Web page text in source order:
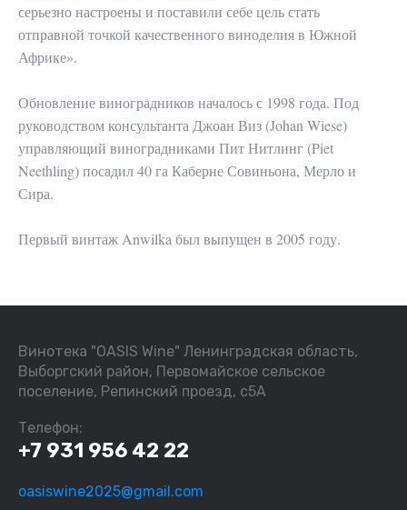
серьезно настроены и поставили себе цель стать
отправной точкой качественного виноделия в Южной
Африке».
Обновление виноградников началось с 1998 года. Под
руководством консультанта Джоан Виз (Johan Wiese)
управляющий виноградниками Пит Нитлинг (Piet
Neethling) посадил 40 га Каберне Совиньона, Мерло и
Сира.
Первый винтаж Anwilka был выпущен в 2005 году.
Винотека "OASIS Wine" Ленинградская область,
Выборгский район, Первомайское сельское
поселение, Репинский проезд, с5А
Телефон:
+7 931 956 42 22
oasiswine2025@gmail.com